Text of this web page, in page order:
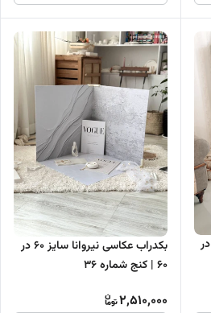
بکدراب عکاسی نیروانا سایز 60 در
بکدراب عکاسی نیروانا سایز 60 در
60 | کنج شماره 36
2,510,000